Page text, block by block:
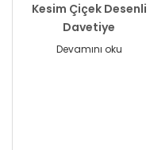
Kesim Çiçek Desenli
Davetiye
Devamını oku